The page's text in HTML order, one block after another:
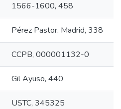
1566-1600, 458
Pérez Pastor. Madrid, 338
CCPB, 000001132-0
Gil Ayuso, 440
USTC, 345325